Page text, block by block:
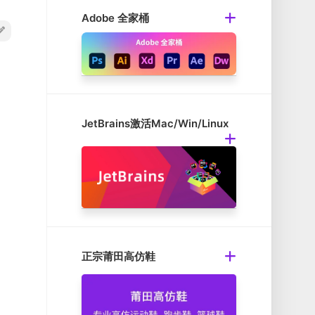
Adobe 全家桶
JetBrains激活Mac/Win/Linux
正宗莆田高仿鞋